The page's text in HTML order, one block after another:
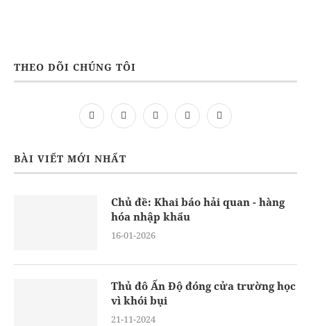
THEO DÕI CHÚNG TÔI
BÀI VIẾT MỚI NHẤT
Chủ đề: Khai báo hải quan - hàng
hóa nhập khẩu
16-01-2026
Thủ đô Ấn Độ đóng cửa trường học
vì khói bụi
21-11-2024